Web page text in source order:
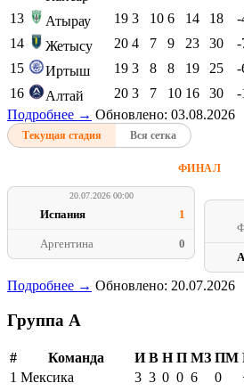
13
Атырау 19 3 10 6 14 18 -
14
Жетысу 20 4 7 9 23 30 -
15
Иртыш 19 3 8 8 19 25 -
16
Алтай 20 3 7 10 16 30 -
Подробнее → Обновлено: 03.08.2026
Текущая стадия Вся сетка
ФИНАЛ
20.07.2026 00:00
Испания 1
Аргентина 0
Подробнее → Обновлено: 20.07.2026
Группа A
# Команда И В Н П МЗ ПМ
1 Мексика 3 3 0 0 6 0